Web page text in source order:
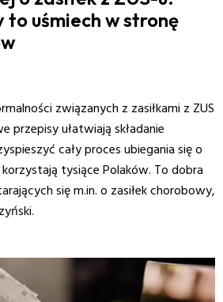
to uśmiech w stronę
związanych z zasiłkami z ZUS
przepisy ułatwiają składanie
cały proces ubiegania się o
tysiące Polaków. To dobra
się m.in. o zasiłek chorobowy,